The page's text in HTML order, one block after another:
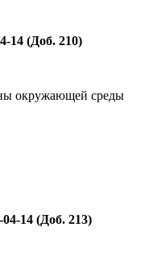
14 (Доб. 210)
окружающей среды
04-14 (Доб. 213)